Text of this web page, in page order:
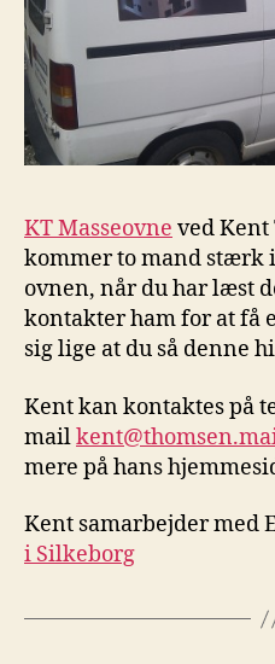
KT Masseovne ved Kent
kommer to mand stærk
ovnen, når du har læst
kontakter ham for at få
sig lige at du så denne
Kent kan kontaktes på
mail
mere på hans
Kent samarbejder med
i Silkeborg